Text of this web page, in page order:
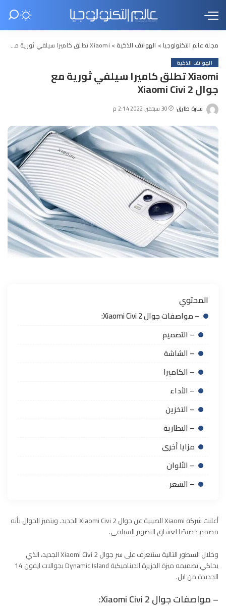
مجلة عالم التكنولوجيا> الهواتف الذكية > Xiaomi تطلق كاميرا سيلفي ثورية مع جوال Xiaomi Civi 2
الهواتف الذكية
Xiaomi تطلق كاميرا سيلفي ثورية مع
جوال Xiaomi Civi 2
Posted
سارة طارق 30 سبتمبر، 2022 2:14 م
المحتوي
– مواصفات جوال Xiaomi Civi 2:
– التصميم
– الشاشة
– الكاميرا
– الأداء
– التخزين
– البطارية
مزايا أخرى
– الألوان
– السعر
أعلنت شركة Xiaomi الصينية عن جوال Xiaomi Civi 2 الجديد. ويتميز الجوال بأنه
مصمم خصيصًا لعشاق التصوير السيلفي.
وخلال السطور التالية سنتعرف على سر جوال Xiaomi Civi 2 الجديد، الذي
يحاكي تصميمه ميزة الجزيرة الديناميكية Dynamic Island بجوالات ايفون 14
الجديدة من ابل.
– مواصفات جوال Xiaomi Civi 2: